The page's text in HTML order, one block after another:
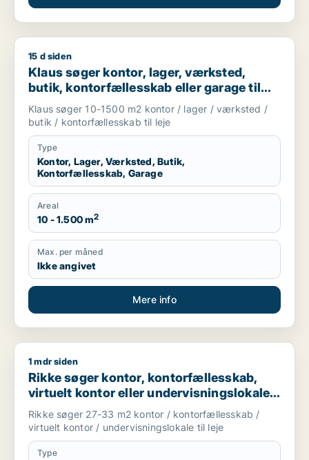
Klaus søger kontor, lager, værksted, butik,
15 d siden
Klaus søger kontor, lager, værksted,
butik, kontorfællesskab eller garage til
leje i Odense
Klaus søger 10-1500 m2 kontor / lager / værksted /
butik / kontorfællesskab til leje
Type
Kontor, Lager, Værksted, Butik,
Kontorfællesskab, Garage
Areal
10 - 1.500 m2
Max. per måned
Ikke angivet
Mere info
Rikke søger kontor, kontorfællesskab, virtuelt kontor eller
1 mdr siden
Rikke søger kontor, kontorfællesskab,
virtuelt kontor eller undervisningslokale
til leje i Middelfart, Egtved eller Viuf m.fl.
Rikke søger 27-33 m2 kontor / kontorfællesskab /
virtuelt kontor / undervisningslokale til leje
Type